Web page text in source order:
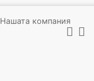
Нашата компания
 